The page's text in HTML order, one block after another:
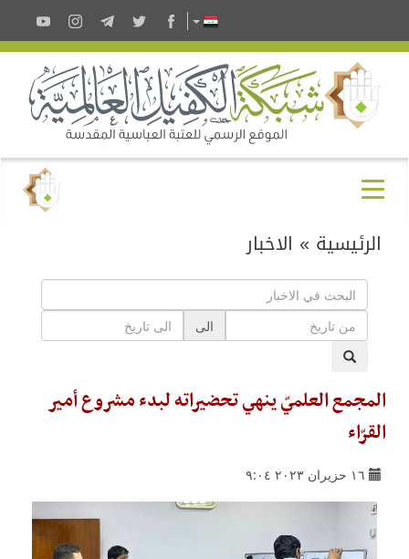
الرئيسية » الاخبار
الى
المجمع العلميّ ينهي تحضيراته لبدء مشروع أمير
القرّاء
١٦ حزيران ٢٠٢٣ ٩:٠٤